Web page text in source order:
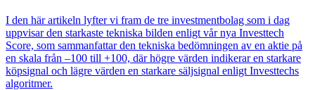
I den här artikeln lyfter vi fram de tre investmentbolag som i dag
uppvisar den starkaste tekniska bilden enligt vår nya Investtech
Score, som sammanfattar den tekniska bedömningen av en aktie på
en skala från –100 till +100, där högre värden indikerar en starkare
köpsignal och lägre värden en starkare säljsignal enligt Investtechs
algoritmer.